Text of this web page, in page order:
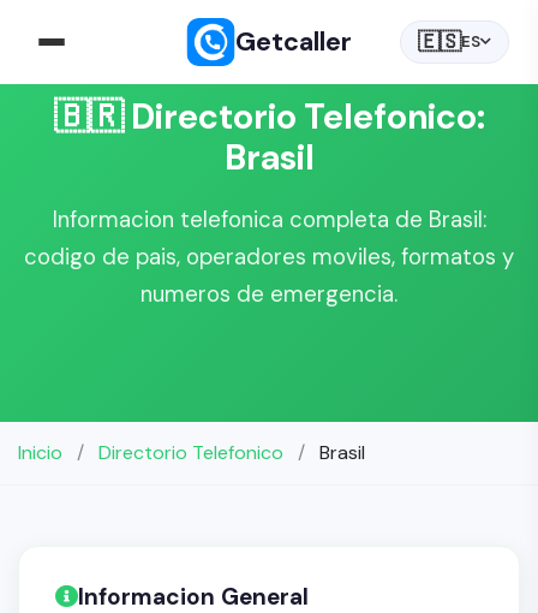
Getcaller 🇪🇸ES
🇧🇷 Directorio Telefonico:
Brasil
Informacion telefonica completa de Brasil:
codigo de pais, operadores moviles, formatos y
numeros de emergencia.
Inicio / Directorio Telefonico / Brasil
Informacion General